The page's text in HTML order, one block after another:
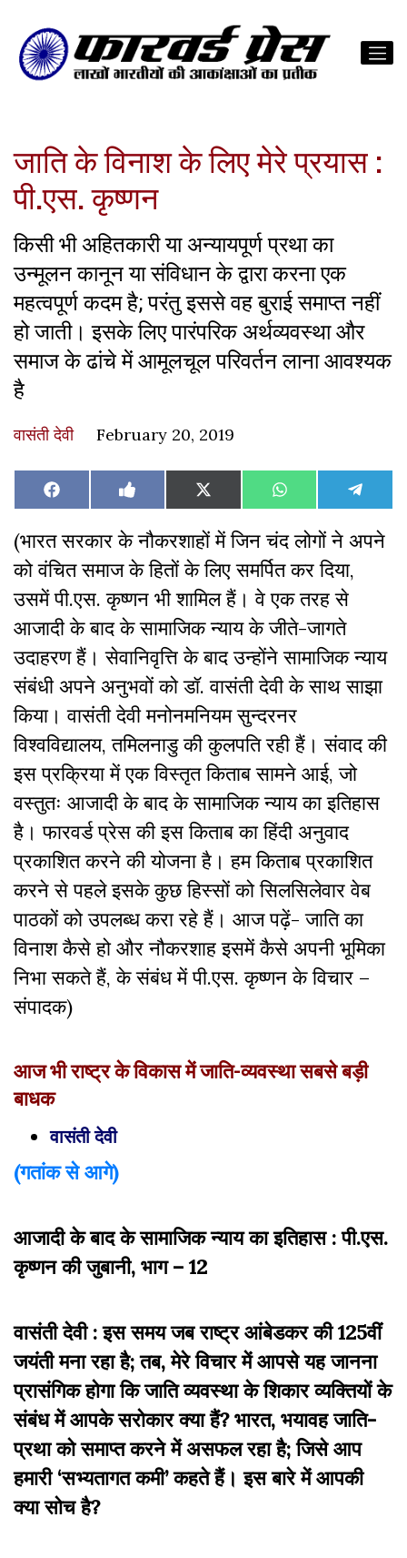
जाति के विनाश के लिए मेरे प्रयास :
पी.एस. कृष्णन
किसी भी अहितकारी या अन्यायपूर्ण प्रथा का
उन्मूलन कानून या संविधान के द्वारा करना एक
महत्वपूर्ण कदम है; परंतु इससे वह बुराई समाप्त नहीं
हो जाती। इसके लिए पारंपरिक अर्थव्यवस्था और
समाज के ढांचे में आमूलचूल परिवर्तन लाना आवश्यक
है
वासंती देवी February 20, 2019
Share
on
Facebook Share
on
Like
on
Facebook
Share
on
X
(Twitter)
Share
on
WhatsAppShare
on
(भारत सरकार के नौकरशाहों में जिन चंद लोगों ने अपने
को वंचित समाज के हितों के लिए समर्पित कर दिया,
उसमें पी.एस. कृष्णन भी शामिल हैं। वे एक तरह से
आजादी के बाद के सामाजिक न्याय के जीते-जागते
उदाहरण हैं। सेवानिवृत्ति के बाद उन्होंने सामाजिक न्याय
संबंधी अपने अनुभवों को डॉ. वासंती देवी के साथ साझा
किया। वासंती देवी मनोनमनियम सुन्दरनर
विश्वविद्यालय, तमिलनाडु की कुलपति रही हैं। संवाद की
इस प्रक्रिया में एक विस्तृत किताब सामने आई, जो
वस्तुतः आजादी के बाद के सामाजिक न्याय का इतिहास
है। फारवर्ड प्रेस की इस किताब का हिंदी अनुवाद
प्रकाशित करने की योजना है। हम किताब प्रकाशित
करने से पहले इसके कुछ हिस्सों को सिलसिलेवार वेब
पाठकों को उपलब्ध करा रहे हैं। आज पढ़ें- जाति का
विनाश कैसे हो और नौकरशाह इसमें कैसे अपनी भूमिका
निभा सकते हैं, के संबंध में पी.एस. कृष्णन के विचार –
संपादक)
आज भी राष्ट्र के विकास में जाति-व्यवस्था सबसे बड़ी
बाधक
वासंती देवी
(गतांक से आगे)
आजादी के बाद के सामाजिक न्याय का इतिहास : पी.एस.
कृष्णन की जुबानी, भाग – 12
वासंती देवी : इस समय जब राष्ट्र आंबेडकर की 125वीं
जयंती मना रहा है; तब, मेरे विचार में आपसे यह जानना
प्रासंगिक होगा कि जाति व्यवस्था के शिकार व्यक्तियों के
संबंध में आपके सरोकार क्या हैं? भारत, भयावह जाति-
प्रथा को समाप्त करने में असफल रहा है; जिसे आप
हमारी ‘सभ्यतागत कमी’ कहते हैं। इस बारे में आपकी
क्या सोच है?